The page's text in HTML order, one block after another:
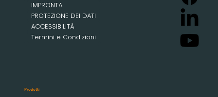
Prodotti
IMPRONTA
PROTEZIONE DEI DATI
ACCESSIBILITÀ
Termini e Condizioni